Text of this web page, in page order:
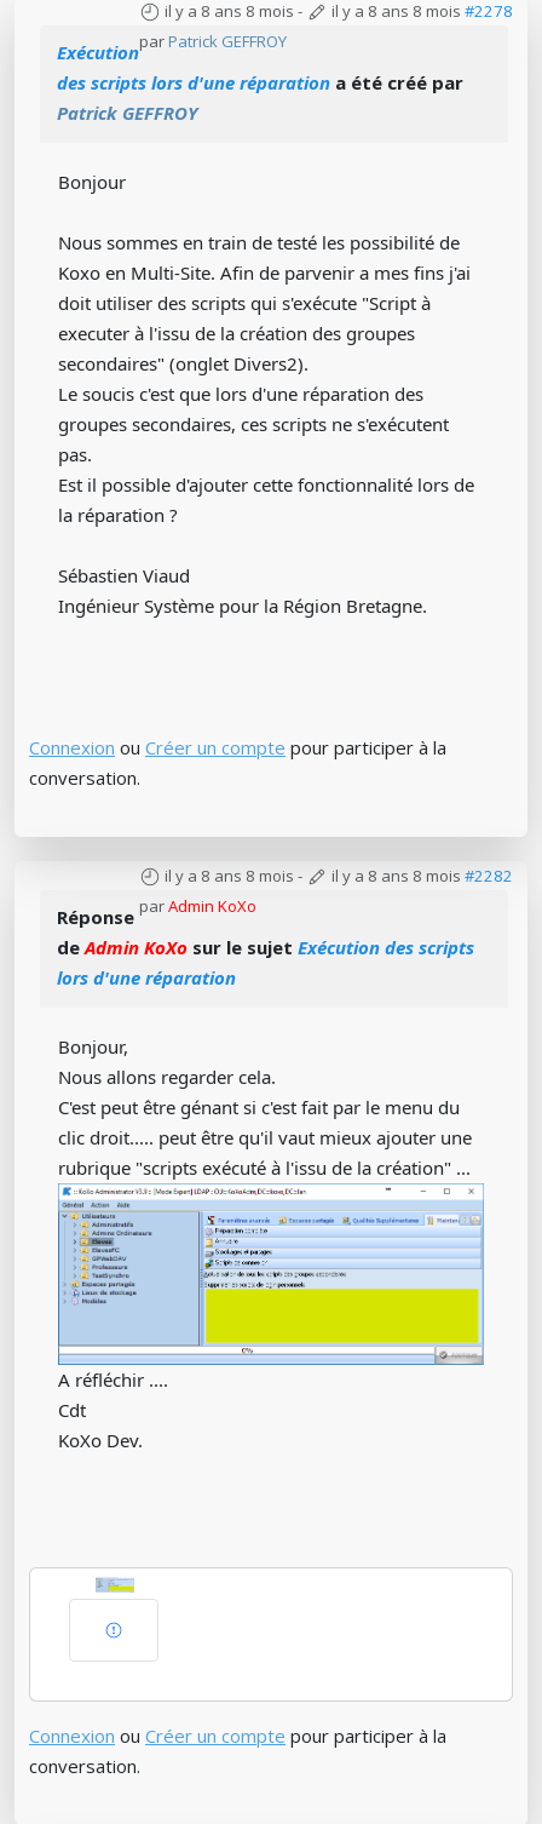
il y a 8 ans 8 mois - il y a 8 ans 8 mois #2278
par Patrick GEFFROY
Exécution
des scripts lors d'une réparation a été créé par
Patrick GEFFROY
Bonjour
Nous sommes en train de testé les possibilité de
Koxo en Multi-Site. Afin de parvenir a mes fins j'ai
doit utiliser des scripts qui s'exécute "Script à
executer à l'issu de la création des groupes
secondaires" (onglet Divers2).
Le soucis c'est que lors d'une réparation des
groupes secondaires, ces scripts ne s'exécutent
pas.
Est il possible d'ajouter cette fonctionnalité lors de
la réparation ?
Sébastien Viaud
Ingénieur Système pour la Région Bretagne.
Connexion ou Créer un compte pour participer à la
conversation.
il y a 8 ans 8 mois - il y a 8 ans 8 mois #2282
parAdmin KoXo
Réponse
deAdmin KoXo sur le sujet Exécution des scripts
lors d'une réparation
Bonjour,
Nous allons regarder cela.
C'est peut être génant si c'est fait par le menu du
clic droit..... peut être qu'il vaut mieux ajouter une
rubrique "scripts exécuté à l'issu de la création" ...
A réfléchir ....
Cdt
KoXo Dev.
Connexion ou Créer un compte pour participer à la
conversation.